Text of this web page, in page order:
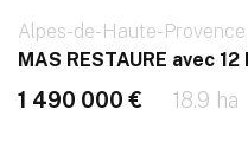
Alpes-de-Haute-Provence
MAS RESTAURE avec
1 490 000 € 18.9 ha